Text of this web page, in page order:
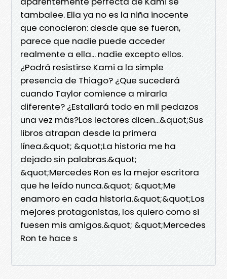
tambalee. Ella ya no es la niña inocente
que conocieron: desde que se fueron,
parece que nadie puede acceder
realmente a ella... nadie excepto ellos.
¿Podrá resistirse Kami a la simple
presencia de Thiago? ¿Que sucederá
cuando Taylor comience a mirarla
diferente? ¿Estallará todo en mil pedazos
una vez más?Los lectores dicen...&quot;Sus
libros atrapan desde la primera
línea.&quot; &quot;La historia me ha
dejado sin palabras.&quot;
&quot;Mercedes Ron es la mejor escritora
que he leído nunca.&quot; &quot;Me
enamoro en cada historia.&quot;&quot;Los
mejores protagonistas, los quiero como si
fuesen mis amigos.&quot; &quot;Mercedes
Ron te hace s